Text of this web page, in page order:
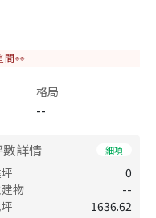
間👀
格局
--
數詳情 細項
0
物
--
1636.62